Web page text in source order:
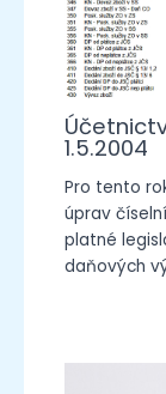
1.5.2004
Pro tento
úprav
platné
daňových